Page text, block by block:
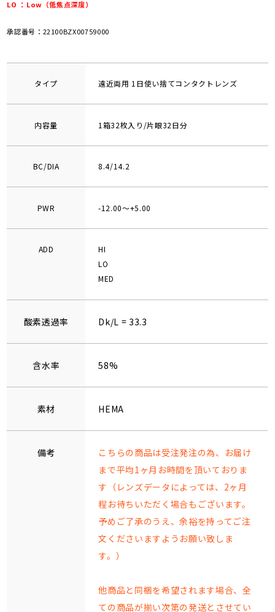
LO ：Low（低焦点深度）
承認番号：22100BZX00759000
タイプ 遠近両用 1日使い捨てコンタクトレンズ
内容量 1箱32枚入り/片眼32日分
BC/DIA 8.4/14.2
PWR -12.00～+5.00
ADD
HI
LO
MED
酸素透過率 Dk/L = 33.3
含水率 58%
素材 HEMA
備考
こちらの商品は受注発注の為、お届け
まで平均1ヶ月お時間を頂いておりま
す（レンズデータによっては、2ヶ月
程お待ちいただく場合もございます。
予めご了承のうえ、余裕を持ってご注
文くださいますようお願い致しま
す。）
他商品と同梱を希望されます場合、全
ての商品が揃い次第の発送とさせてい